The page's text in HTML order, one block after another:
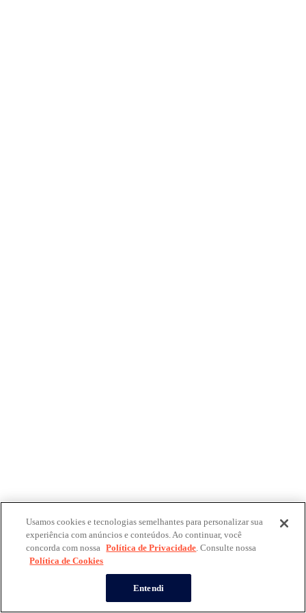
Usamos cookies e tecnologias semelhantes para personalizar sua
experiência com anúncios e conteúdos. Ao continuar, você
concorda com nossa Política de Privacidade. Consulte nossa
Política de Cookies
Entendi